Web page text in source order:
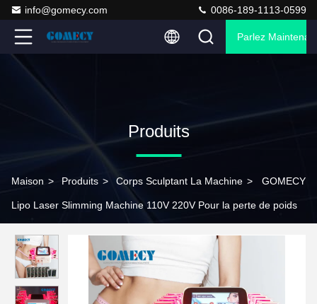
info@gomecy.com 0086-189-1113-0599
Parlez
Produits
Maison > Produits > Corps Sculptant La Machine > GOMECY
Lipo Laser Slimming Machine 110V 220V Pour la perte de poids